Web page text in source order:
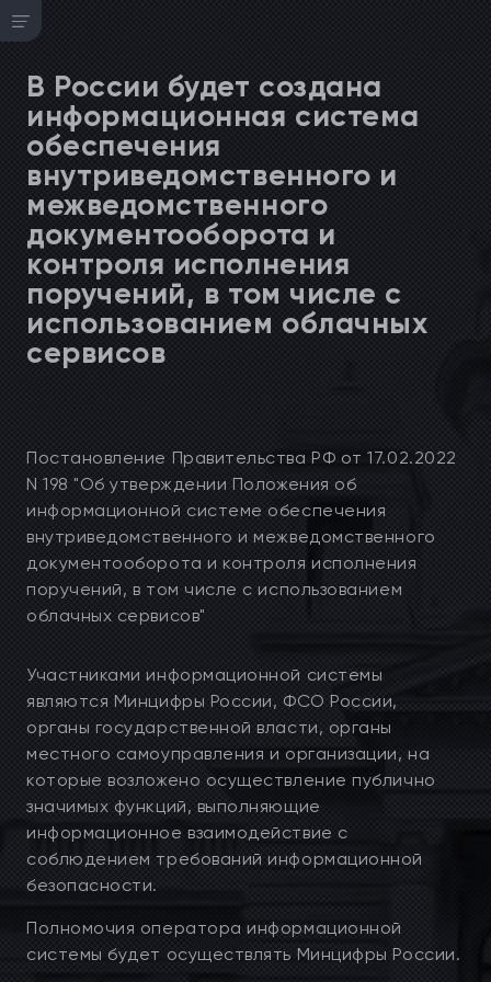
В России будет создана
информационная система
обеспечения
внутриведомственного и
межведомственного
документооборота и
контроля исполнения
поручений, в том числе с
использованием облачных
сервисов
Постановление Правительства РФ от 17.02.2022
N 198 "Об утверждении Положения об
информационной системе обеспечения
внутриведомственного и межведомственного
документооборота и контроля исполнения
поручений, в том числе с использованием
облачных сервисов"
Участниками информационной системы
являются Минцифры России, ФСО России,
органы государственной власти, органы
местного самоуправления и организации, на
которые возложено осуществление публично
значимых функций, выполняющие
информационное взаимодействие с
соблюдением требований информационной
безопасности.
Полномочия оператора информационной
системы будет осуществлять Минцифры России.